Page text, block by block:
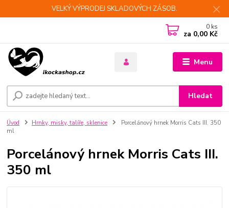
VELKÝ VÝPRODEJ SKLADOVÝCH ZÁSOB.
Menu
Hledat
0 ks
za 0,00 Kč
Úvod Hrnky, misky, talíře, sklenice
Porcelánový hrnek Morris Cats III. 350
ml
Porcelánový hrnek Morris Cats III.
350 ml